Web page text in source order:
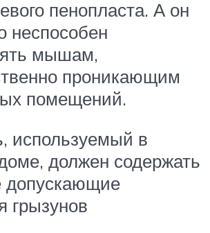
пенопласта. А он
неспособен
мышам,
проникающим
помещений.
используемый в
должен содержать
допускающие
грызунов